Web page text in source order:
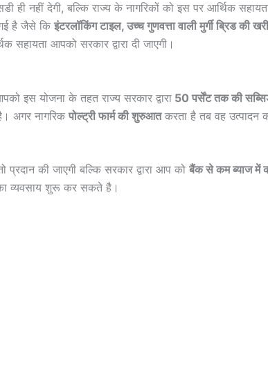
ही नहीं देगी, बल्कि राज्य के नागरिकों को इस पर आर्थिक
है जैसे कि इंटरलॉकिंग टाइल, उच्च गुणवत्ता वाली मुर्गी ब्रिड की
सहायता आपको सरकार द्वारा दी जाएगी।
इस योजना के तहत राज्य सरकार द्वारा 50 पर्सेंट तक की
अगर नागरिक पोल्ट्री फार्म की शुरुआतकरता है तब वह उत्पादन
की जाएगी बल्कि सरकार द्वारा आप को बैंक से कम ब्याज में
व्यवसाय शुरू कर सकते है।